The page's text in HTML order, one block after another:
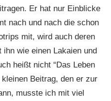
Er hat nur Einblicke
nach und nach die schon
mit, wird auch deren
wie einen Lakaien und
heißt nicht “Das Leben
Beitrag, den er zur
musste ich mit viel